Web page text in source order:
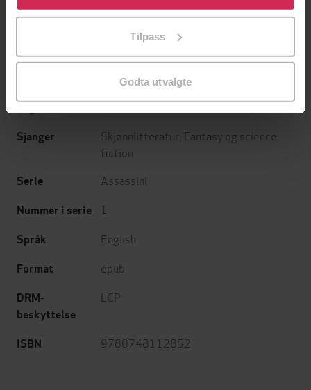
tilpasse ditt samtykke til spesifikke formål ved å klikke
Tilpass
Godta utvalgte
Undertittel Book 1 of the Assassini
Jon Courtenay Grimwood
Orbit
03.02.2011
Sjanger Skjønnlitteratur Fantasy og science
fiction
Serie Assassini
Nummer i serie 1
Språk English
Format epub
DRM-
beskyttelse
LCP
ISBN 9780748112852